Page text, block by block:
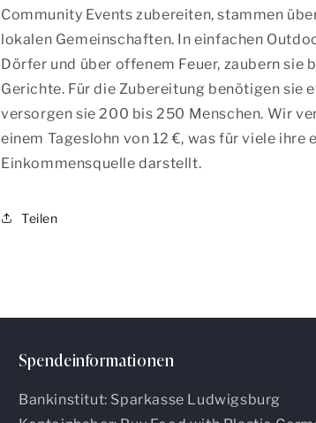
Community Events zubereiten, stammen
lokalen Gemeinschaften. In einfachen
Dörfer und über offenem Feuer, zaubern sie
Gerichte. Für die Zubereitung benötigen sie
versorgen sie 200 bis 250 Menschen. Wir
einem Tageslohn von 12€, was für viele ihre
Einkommensquelle darstellt.
Teilen
Spendeinformationen
Bankinstitut: Sparkasse Ludwigsburg